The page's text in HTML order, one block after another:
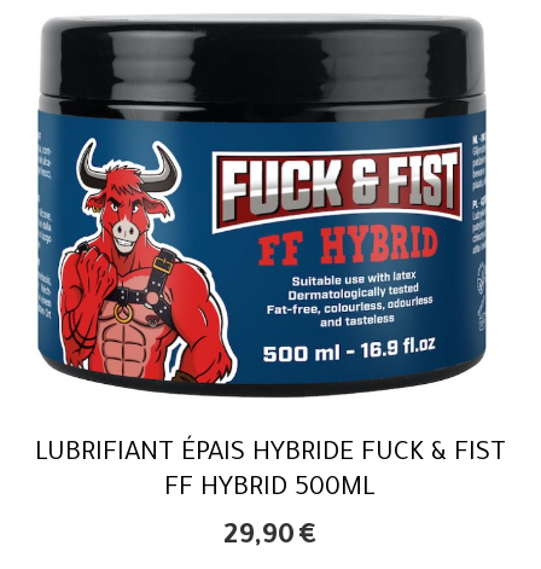
LUBRIFIANT ÉPAIS HYBRIDE FUCK & FIST
FF HYBRID 500ML
29,90 €